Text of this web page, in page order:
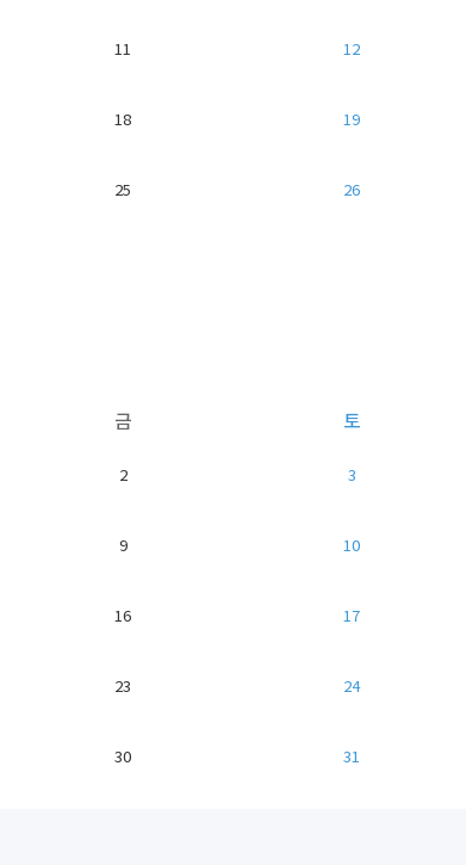
11 12
18 19
25 26
금 토
2 3
9 10
16 17
23 24
30 31